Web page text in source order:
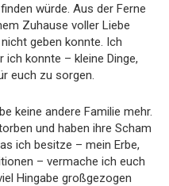
würde. Aus der Ferne
Zuhause voller Liebe
geben konnte. Ich
konnte – kleine Dinge,
euch zu sorgen.
keine andere Familie mehr.
und haben ihre Scham
ich besitze – mein Erbe,
– vermache ich euch
Hingabe großgezogen